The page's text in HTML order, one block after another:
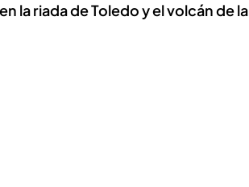
la riada de Toledo y el volcán de la